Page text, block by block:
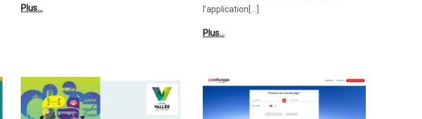
Plus…
l’application[…]
Plus…